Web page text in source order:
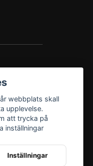
webbplats skall
upplevelse.
att trycka på
inställningar
Inställningar